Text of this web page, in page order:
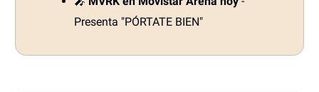
Presenta "PÓRTATE BIEN"